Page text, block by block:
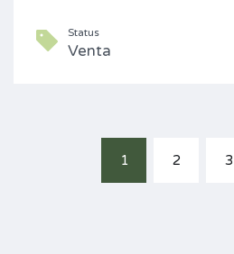
Status
Venta
1 2 3